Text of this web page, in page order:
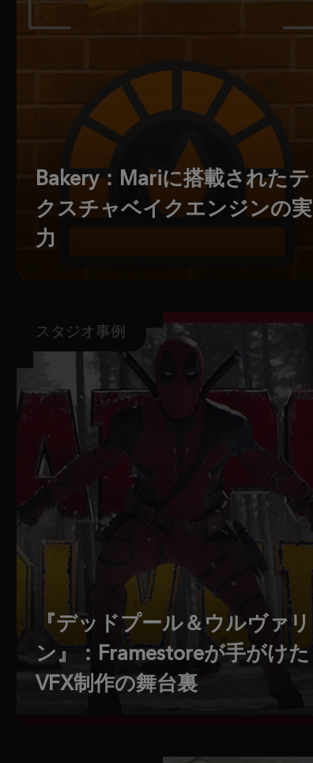
Bakery：Mariに搭載されたテ
クスチャベイクエンジンの実
力
スタジオ事例
『デッドプール＆ウルヴァリ
ン』：Framestoreが手がけた
VFX制作の舞台裏